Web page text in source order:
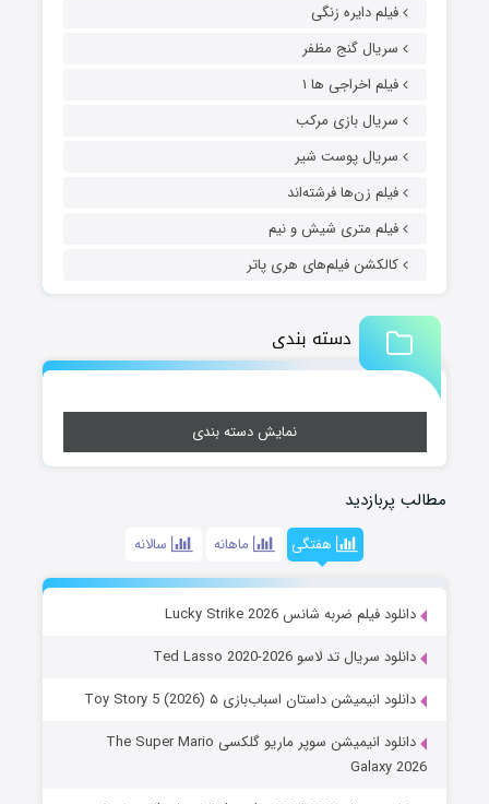
فیلم دایره زنگی
سریال گنج مظفر
فیلم اخراجی ها ۱
سریال بازی مرکب
سریال پوست شیر
فیلم زن‌ها فرشته‌اند
فیلم متری شیش و نیم
کالکشن فیلم‌های هری پاتر
دسته بندی
نمایش دسته بندی
مطالب پربازدید
هفتگی ماهانه سالانه
دانلود فیلم ضربه شانس Lucky Strike 2026
دانلود سریال تد لاسو Ted Lasso 2020-2026
دانلود انیمیشن داستان اسباب‌بازی ۵ Toy Story 5 (2026)
دانلود انیمیشن سوپر ماریو گلکسی The Super Mario
Galaxy 2026